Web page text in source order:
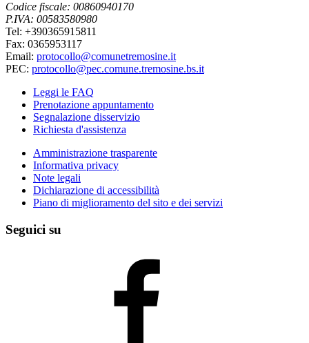
Codice fiscale: 00860940170
P.IVA: 00583580980
Tel: +390365915811
Fax: 0365953117
Email: protocollo@comunetremosine.it
PEC: protocollo@pec.comune.tremosine.bs.it
Leggi le FAQ
Prenotazione appuntamento
Segnalazione disservizio
Richiesta d'assistenza
Amministrazione trasparente
Informativa privacy
Note legali
Dichiarazione di accessibilità
Piano di miglioramento del sito e dei servizi
Seguici su